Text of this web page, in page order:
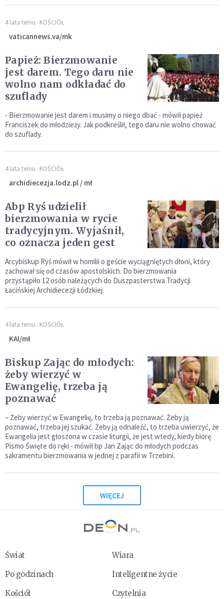
4 lata temu KOŚCIÓŁ
vaticannews.va/mk
Papież: Bierzmowanie
jest darem. Tego daru nie
wolno nam odkładać do
szuflady
- Bierzmowanie jest darem i musimy o niego dbać - mówił papież
Franciszek do młodzieży. Jak podkreślił, tego daru nie wolno chować
do szuflady.
4 lata temu KOŚCIÓŁ
archidiecezja.lodz.pl / mł
Abp Ryś udzielił
bierzmowania w rycie
tradycyjnym. Wyjaśnił,
co oznacza jeden gest
Arcybiskup Ryś mówił w homilii o geście wyciągniętych dłoni, który
zachował się od czasów apostolskich. Do bierzmowania
przystąpiło 12 osób należących do Duszpasterstwa Tradycji
Łacińskiej Archidiecezji Łódzkiej.
4 lata temu KOŚCIÓŁ
KAI/mł
Biskup Zając do młodych:
żeby wierzyć w
Ewangelię, trzeba ją
poznawać
– Żeby wierzyć w Ewangelię, to trzeba ją poznawać. Żeby ją
poznawać, trzeba jej szukać. Żeby ją odnaleźć, to trzeba uwierzyć, że
Ewangelia jest głoszona w czasie liturgii, że jest wtedy, kiedy biorę
Pismo Święte do ręki - mówił bp Jan Zając do młodych podczas
sakramentu bierzmowania w jednej z parafii w Trzebini.
WIĘCEJ
Świat
Wiara
Po godzinach
Inteligentne życie
Kościół
Czytelnia